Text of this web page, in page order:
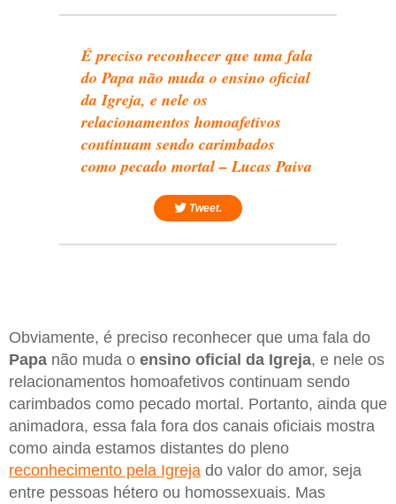
É preciso reconhecer que uma fala
do Papa não muda o ensino oficial
da Igreja, e nele os
relacionamentos homoafetivos
continuam sendo carimbados
como pecado mortal – Lucas Paiva
Tweet.
Obviamente, é preciso reconhecer que uma fala do
Papa não muda o ensino oficial da Igreja, e nele os
relacionamentos homoafetivos continuam sendo
carimbados como pecado mortal. Portanto, ainda que
animadora, essa fala fora dos canais oficiais mostra
como ainda estamos distantes do pleno
reconhecimento pela Igreja do valor do amor, seja
entre pessoas hétero ou homossexuais. Mas